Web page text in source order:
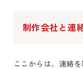
制作会社と連
ここからは、連絡